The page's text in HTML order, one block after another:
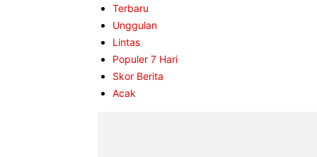
Terbaru
Unggulan
Lintas
Populer 7 Hari
Skor Berita
Acak